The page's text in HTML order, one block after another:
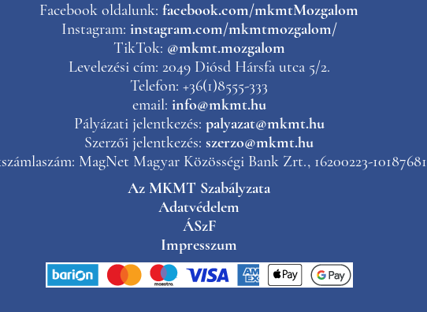
Facebook oldalunk:facebook.com/mkmtMozgalom
Instagram: instagram.com/mkmtmozgalom/
TikTok: @mkmt.mozgalom
Levelezési cím: 2049 Diósd Hársfa utca 5/2.
Telefon: +36(1)8555-333
email: info@mkmt.hu
Pályázati jelentkezés: palyazat@mkmt.hu
Szerzői jelentkezés:szerzo@mkmt.hu
MagNet Magyar Közösségi Bank Zrt., 16200223-10187681
Az MKMT Szabályzata
Adatvédelem
ÁSzF
Impresszum